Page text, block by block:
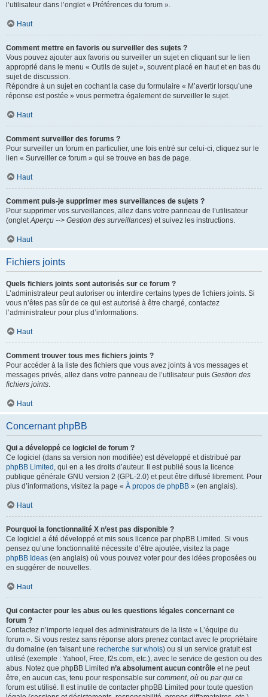
l’utilisateur dans l’onglet « Préférences du forum ».
Haut
Comment mettre en favoris ou surveiller des sujets ?
Vous pouvez ajouter aux favoris ou surveiller un sujet en cliquant sur le lien
approprié dans le menu « Outils de sujet », souvent placé en haut et en bas du
sujet de discussion.
Répondre à un sujet en cochant la case du formulaire « M’avertir lorsqu’une
réponse est postée » vous permettra également de surveiller le sujet.
Haut
Comment surveiller des forums ?
Pour surveiller un forum en particulier, une fois entré sur celui-ci, cliquez sur le
lien « Surveiller ce forum » qui se trouve en bas de page.
Haut
Comment puis-je supprimer mes surveillances de sujets ?
Pour supprimer vos surveillances, allez dans votre panneau de l’utilisateur
(ongletAperçu --> Gestion des surveillances) et suivez les instructions.
Haut
Fichiers joints
Quels fichiers joints sont autorisés sur ce forum ?
L’administrateur peut autoriser ou interdire certains types de fichiers joints. Si
vous n’êtes pas sûr de ce qui est autorisé à être chargé, contactez
l’administrateur pour plus d’informations.
Haut
Comment trouver tous mes fichiers joints ?
Pour accéder à la liste des fichiers que vous avez joints à vos messages et
messages privés, allez dans votre panneau de l’utilisateur puis Gestion des
fichiers joints.
Haut
Concernant phpBB
Qui a développé ce logiciel de forum ?
Ce logiciel (dans sa version non modifiée) est développé et distribué par
phpBB Limited , qui en a les droits d’auteur. Il est publié sous la licence
publique générale GNU version 2 (GPL-2.0) et peut être diffusé librement. Pour
plus d’informations, visitez la page « À propos de phpBB » (en anglais).
Haut
Pourquoi la fonctionnalité X n’est pas disponible ?
Ce logiciel a été développé et mis sous licence par phpBB Limited. Si vous
pensez qu’une fonctionnalité nécessite d’être ajoutée, visitez la page
phpBB Ideas (en anglais) où vous pouvez voter pour des idées proposées ou
en suggérer de nouvelles.
Haut
Qui contacter pour les abus ou les questions légales concernant ce
forum ?
Contactez n’importe lequel des administrateurs de la liste « L’équipe du
forum ». Si vous restez sans réponse alors prenez contact avec le propriétaire
du domaine (en faisant une recherche sur whois) ou si un service gratuit est
utilisé (exemple : Yahoo!, Free, f2s.com, etc.), avec le service de gestion ou des
abus. Notez que phpBB Limited n’a absolument aucun contrôle et ne peut
être, en aucun cas, tenu pour responsable sur comment, où ou par qui ce
forum est utilisé. Il est inutile de contacter phpBB Limited pour toute question